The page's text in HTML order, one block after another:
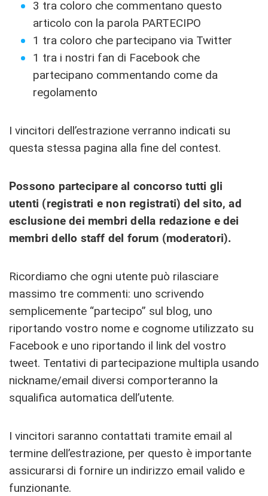
3 tra coloro che commentano questo
articolo con la parola PARTECIPO
1 tra coloro che partecipano via Twitter
1 tra i nostri fan di Facebook che
partecipano commentando come da
regolamento
I vincitori dell’estrazione verranno indicati su
questa stessa pagina alla fine del contest.
Possono partecipare al concorso tutti gli
utenti (registrati e non registrati) del sito, ad
esclusione dei membri della redazione e dei
membri dello staff del forum (moderatori).
Ricordiamo che ogni utente può rilasciare
massimo tre commenti: uno scrivendo
semplicemente “partecipo” sul blog, uno
riportando vostro nome e cognome utilizzato su
Facebook e uno riportando il link del vostro
tweet. Tentativi di partecipazione multipla usando
nickname/email diversi comporteranno la
squalifica automatica dell’utente.
I vincitori saranno contattati tramite email al
termine dell’estrazione, per questo è importante
assicurarsi di fornire un indirizzo email valido e
funzionante.